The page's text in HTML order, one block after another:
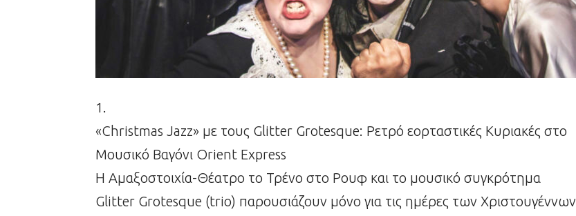
1.
«Christmas Jazz» με τους Glitter Grotesque: Ρετρό εορταστικές Κυριακές στο
Μουσικό Βαγόνι Orient Express
Η Αμαξοστοιχία-Θέατρο το Τρένο στο Ρουφ και το μουσικό συγκρότημα
Glitter Grotesque (trio) παρουσιάζουν μόνο για τις ημέρες των Χριστουγέννων